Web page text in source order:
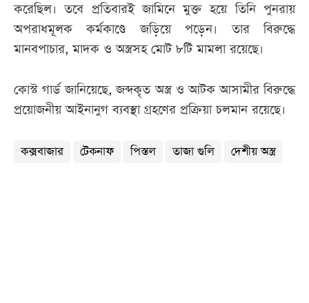
করেছিল। তবে প্রতিবারই জামিনে মুক্ত হয়ে তিনি পুনরায়
অপরাধমূলক কর্মকাণ্ডে জড়িয়ে পড়েন। তার বিরুদ্ধে
মানবপাচার, মাদক ও অস্ত্রসহ মোট ৮টি মামলা রয়েছে।
কোস্ট গার্ড জানিয়েছে, জব্দকৃত অস্ত্র ও আটক আসামীর বিরুদ্ধে
প্রয়োজনীয় আইনানুগ ব্যবস্থা গ্রহণের প্রক্রিয়া চলমান রয়েছে।
কক্সবাজার টেকনাফ পিস্তল তাজা গুলি দেশীয় অস্ত্র